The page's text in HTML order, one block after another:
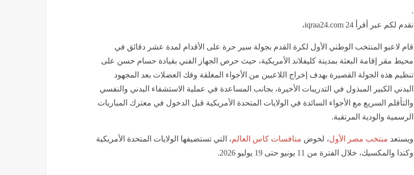
.
نقدم لكم عبر أقرأ 24 iqraa24.com،
قام لاعبو المنتخب الوطني الأول لكرة القدم بجولة سير حرة على الأقدام لمدة عشر دقائق في
محيط مقر إقامة البعثة بمدينة كليفلاند الأمريكية، حيث حرص الجهاز الفني بقيادة حسام حسن على
تنظيم هذه الجولة القصيرة بهدف إخراج اللاعبين من الأجواء المغلقة وفك العضلات بعد المجهود
البدني الكبير المبذول في التدريبات الأخيرة، بجانب المساعدة في عملية الاستشفاء البدني والنفسي
والتأقلم السريع مع الأجواء السائدة في الولايات المتحدة الأمريكية قبل الدخول في معترك المباريات
الرسمية والودية المرتقبة.
ويستعد منتخب مصر الأول، لخوض منافسات كاس العالم، التي تستضيفها الولايات المتحدة الأمريكية
وكندا والمكسيك، خلال الفترة من 11 يونيو حتى 19 يوليو 2026.